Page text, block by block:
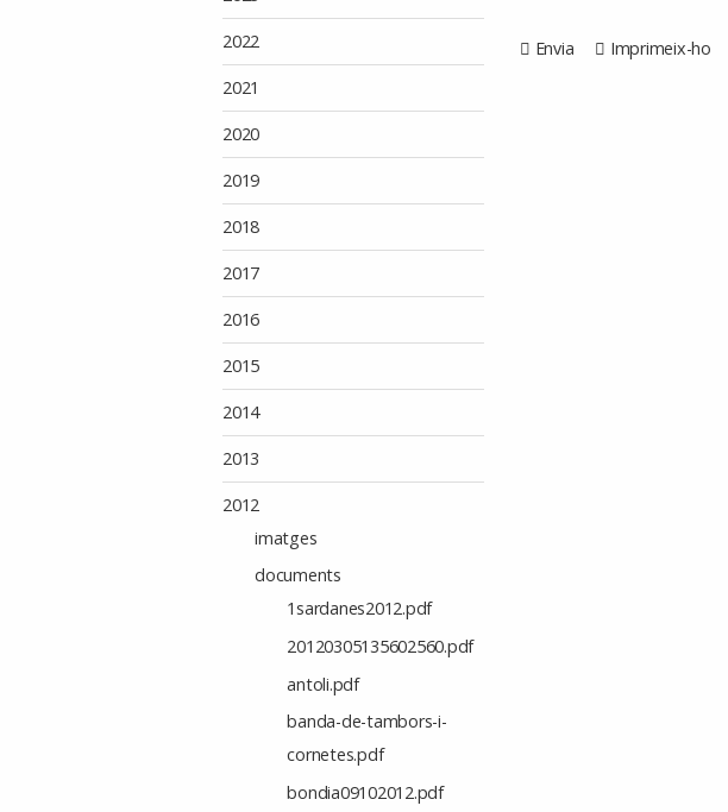
2022
2021
2020
2019
2018
2017
2016
2015
2014
2013
2012
imatges
documents
1sardanes2012.pdf
20120305135602560.pdf
antoli.pdf
banda-de-tambors-i-
cornetes.pdf
bondia09102012.pdf
Envia Imprimeix-ho